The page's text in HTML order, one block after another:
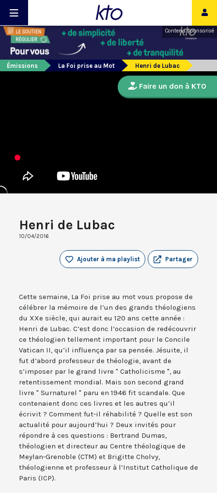
Contenu sponsorisé
Émissions La Foi prise au Mot Henri de Lubac
Henri de Lubac
10/04/2016
Partager
Ajouter à ma playlist
Cette semaine, La Foi prise au mot vous propose de
célébrer la mémoire de l’un des grands théologiens
du XXe siècle, qui aurait eu 120 ans cette année :
Henri de Lubac. C’est donc l’occasion de redécouvrir
ce théologien tellement important pour le Concile
Vatican II, qu’il influença par sa pensée. Jésuite, il
fut d’abord professeur de théologie, avant de
s’imposer par le grand livre " Catholicisme ", au
retentissement mondial. Mais son second grand
livre " Surnaturel " paru en 1946 fit scandale. Que
contenaient donc ces livres et les autres qu’il
écrivit ? Comment fut-il réhabilité ? Quelle est son
actualité pour aujourd’hui ? Deux invités pour
répondre à ces questions : Bertrand Dumas,
théologien et directeur au Centre théologique de
Meylan-Grenoble (CTM) et Brigitte Cholvy,
théologienne et professeur à l’Institut Catholique de
Paris (ICP).
Faire un don à KTO